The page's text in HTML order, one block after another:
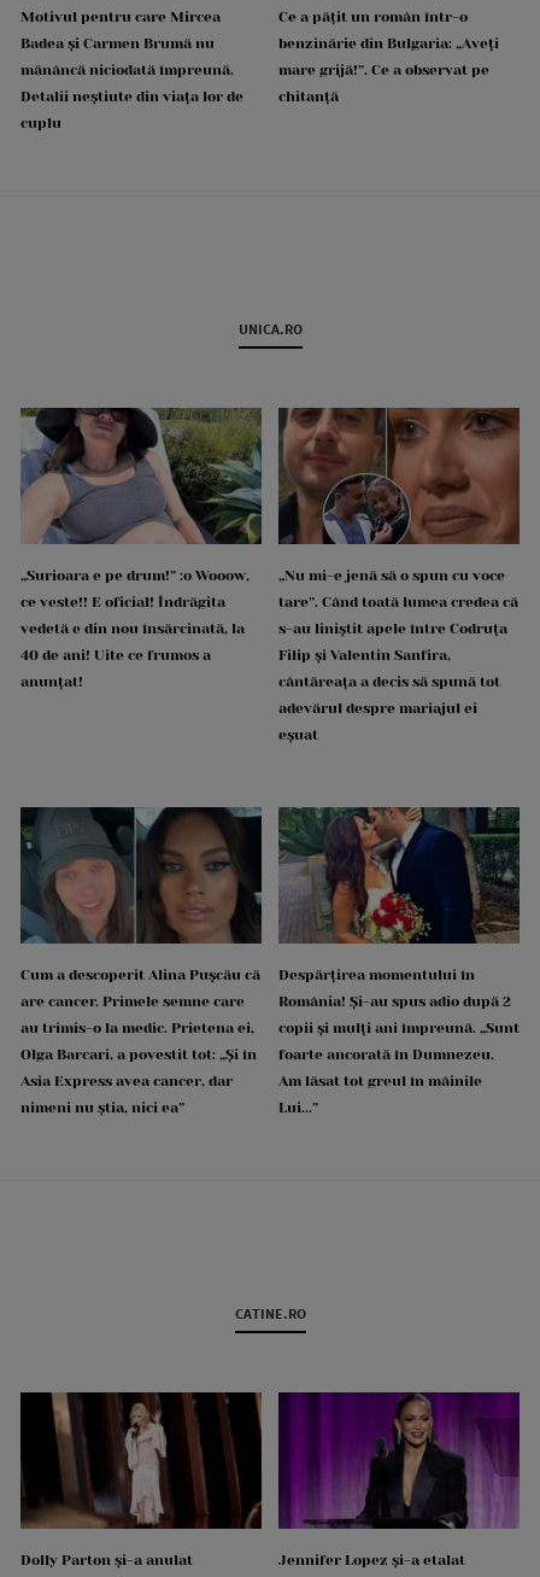
Motivul pentru care Mircea
Badea și Carmen Brumă nu
mănâncă niciodată împreună.
Detalii neștiute din viața lor de
cuplu
Ce a pățit un român într-o
benzinărie din Bulgaria: „Aveți
mare grijă!”. Ce a observat pe
chitanță
UNICA.RO
„Surioara e pe drum!” :o Wooow,
ce veste!! E oficial! Îndrăgita
vedetă e din nou însărcinată, la
40 de ani! Uite ce frumos a
anunțat!
„Nu mi-e jenă să o spun cu voce
tare”. Când toată lumea credea că
s-au liniștit apele între Codruța
Filip și Valentin Sanfira,
cântăreața a decis să spună tot
adevărul despre mariajul ei
eșuat
Cum a descoperit Alina Pușcău că
are cancer. Primele semne care
au trimis-o la medic. Prietena ei,
Olga Barcari, a povestit tot: „Și în
Asia Express avea cancer, dar
nimeni nu știa, nici ea”
Despărțirea momentului în
România! Și-au spus adio după 2
copii și mulți ani împreună. „Sunt
foarte ancorată în Dumnezeu.
Am lăsat tot greul în mâinile
Lui...”
CATINE.RO
Dolly Parton și-a anulat Jennifer Lopez și-a etalat